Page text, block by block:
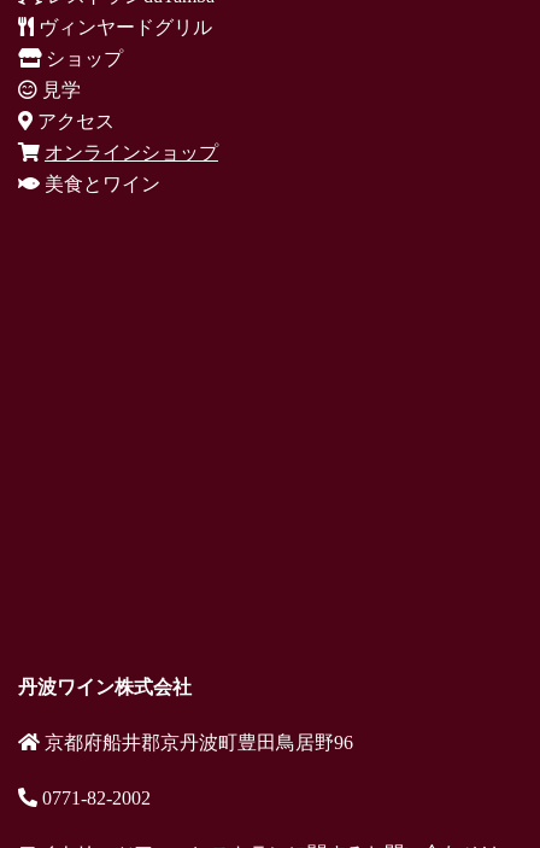
ヴィンヤードグリル
ショップ
見学
アクセス
オンラインショップ
美食とワイン
丹波ワイン株式会社
京都府船井郡京丹波町豊田鳥居野96
0771-82-2002